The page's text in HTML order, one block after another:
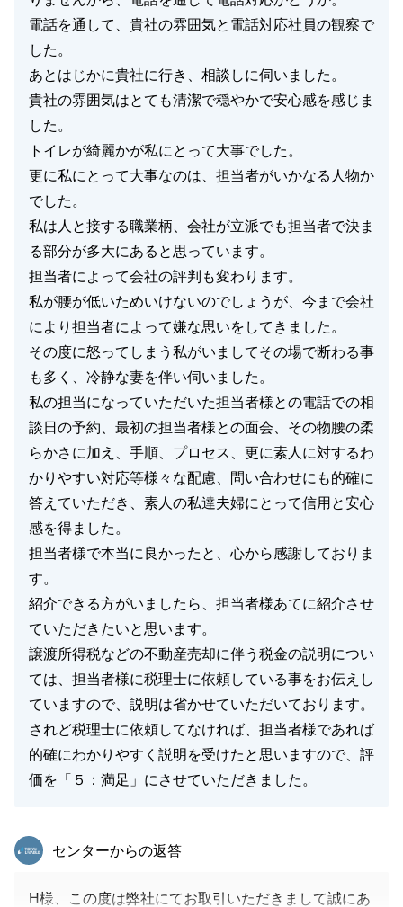
電話を通して、貴社の雰囲気と電話対応社員の観察で
した。
あとはじかに貴社に行き、相談しに伺いました。
貴社の雰囲気はとても清潔で穏やかで安心感を感じま
した。
トイレが綺麗かが私にとって大事でした。
更に私にとって大事なのは、担当者がいかなる人物か
でした。
私は人と接する職業柄、会社が立派でも担当者で決ま
る部分が多大にあると思っています。
担当者によって会社の評判も変わります。
私が腰が低いためいけないのでしょうが、今まで会社
により担当者によって嫌な思いをしてきました。
その度に怒ってしまう私がいましてその場で断わる事
も多く、冷静な妻を伴い伺いました。
私の担当になっていただいた担当者様との電話での相
談日の予約、最初の担当者様との面会、その物腰の柔
らかさに加え、手順、プロセス、更に素人に対するわ
かりやすい対応等様々な配慮、問い合わせにも的確に
答えていただき、素人の私達夫婦にとって信用と安心
感を得ました。
担当者様で本当に良かったと、心から感謝しておりま
す。
紹介できる方がいましたら、担当者様あてに紹介させ
ていただきたいと思います。
譲渡所得税などの不動産売却に伴う税金の説明につい
ては、担当者様に税理士に依頼している事をお伝えし
ていますので、説明は省かせていただいております。
されど税理士に依頼してなければ、担当者様であれば
的確にわかりやすく説明を受けたと思いますので、評
価を「５：満足」にさせていただきました。
東急リバブル
センターからの返答
H様、この度は弊社にてお取引いただきまして誠にあ